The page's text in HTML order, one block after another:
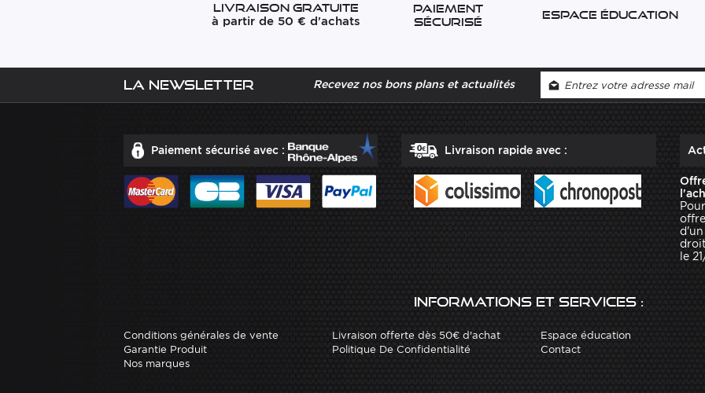
Livraison gratuite
à partir de 50 € d'achats
Paiement
sécurisé
Espace éducation
La newsletter Recevez nos bons plans et actualités
Paiement sécurisé avec : Livraison rapide avec :
d'un
le
Informations et services :
Conditions générales de vente Livraison offerte dès 50€ d'achat
Espace éducation
Garantie Produit
Politique De Confidentialité
Contact
Nos marques